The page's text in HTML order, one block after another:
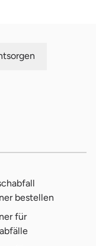
bestellen
für